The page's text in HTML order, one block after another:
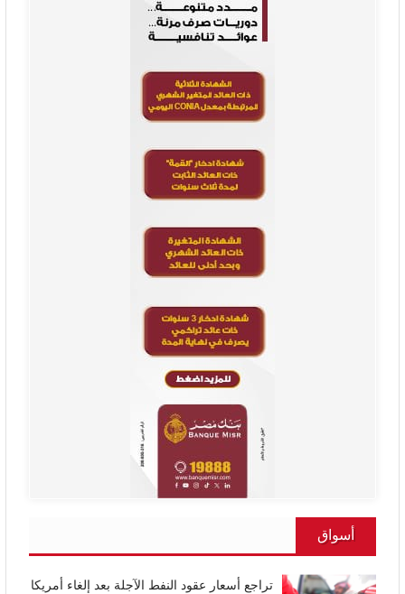
أسواق
تراجع أسعار عقود النفط الآجلة بعد إلغاء أمريكا